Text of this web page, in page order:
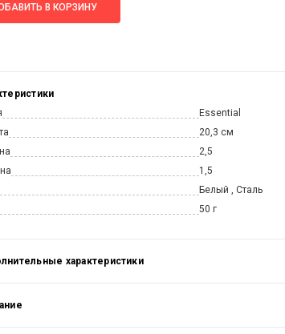
В КОРЗИНУ
Essential
20,3 см
2,5
1,5
Белый , Сталь
50 г
характеристики